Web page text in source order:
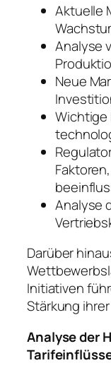
Aktuelle
Analyse
Neue
Wichtige
Analyse
Darüber
Initiativen
Stärkung
Analyse der